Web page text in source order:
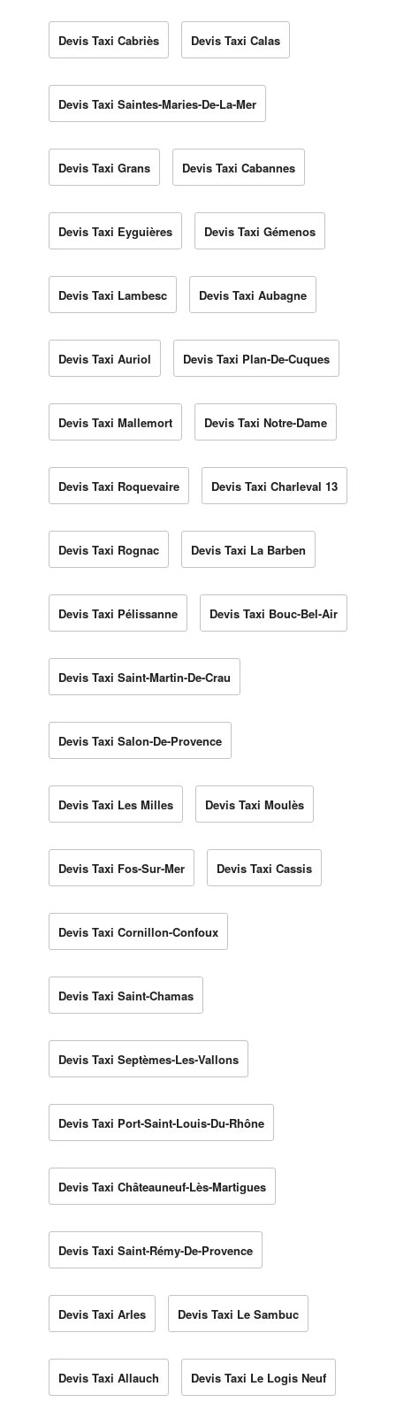
Devis Taxi Cabriès Devis Taxi Calas
Devis Taxi Saintes-Maries-De-La-Mer
Devis Taxi Grans Devis Taxi Cabannes
Devis Taxi Eyguières Devis Taxi Gémenos
Devis Taxi Lambesc Devis Taxi Aubagne
Devis Taxi Auriol Devis Taxi Plan-De-Cuques
Devis Taxi Mallemort Devis Taxi Notre-Dame
Devis Taxi Roquevaire Devis Taxi Charleval 13
Devis Taxi Rognac Devis Taxi La Barben
Devis Taxi Pélissanne Devis Taxi Bouc-Bel-Air
Devis Taxi Saint-Martin-De-Crau
Devis Taxi Salon-De-Provence
Devis Taxi Les Milles Devis Taxi Moulès
Devis Taxi Fos-Sur-Mer Devis Taxi Cassis
Devis Taxi Cornillon-Confoux
Devis Taxi Saint-Chamas
Devis Taxi Septèmes-Les-Vallons
Devis Taxi Port-Saint-Louis-Du-Rhône
Devis Taxi Châteauneuf-Lès-Martigues
Devis Taxi Saint-Rémy-De-Provence
Devis Taxi Arles Devis Taxi Le Sambuc
Devis Taxi Allauch Devis Taxi Le Logis Neuf